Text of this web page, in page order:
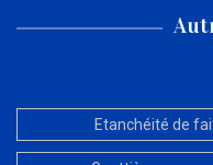
Etanchéité de